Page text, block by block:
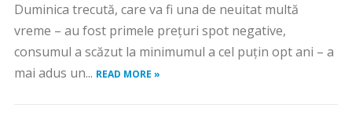
Duminica trecută, care va fi una de neuitat multă
vreme – au fost primele prețuri spot negative,
consumul a scăzut la minimumul a cel puțin opt ani – a
mai adus un... READ MORE »